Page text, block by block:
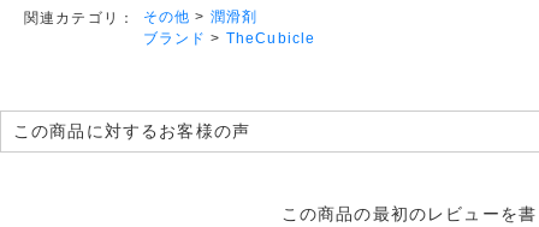
関連カテゴリ： その他 > 潤滑剤
ブランド > TheCubicle
この商品に対するお客様の声
この商品の最初のレビューを